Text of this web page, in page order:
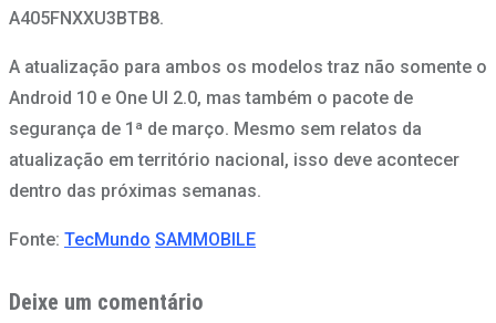
A405FNXXU3BTB8.
A atualização para ambos os modelos traz não somente o
Android 10 e One UI 2.0, mas também o pacote de
segurança de 1ª de março. Mesmo sem relatos da
atualização em território nacional, isso deve acontecer
dentro das próximas semanas.
Fonte: TecMundo SAMMOBILE
Deixe um comentário